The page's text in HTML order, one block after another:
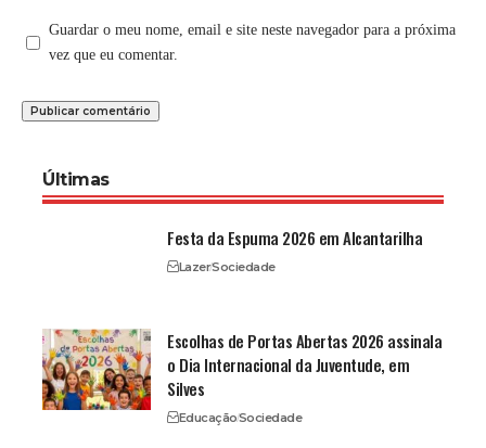
Guardar o meu nome, email e site neste navegador para a próxima
vez que eu comentar.
Últimas
Festa da Espuma 2026 em Alcantarilha
LazerSociedade
Escolhas de Portas Abertas 2026 assinala
o Dia Internacional da Juventude, em
Silves
EducaçãoSociedade